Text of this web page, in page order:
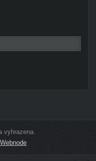
vyhrazena.
Webnode